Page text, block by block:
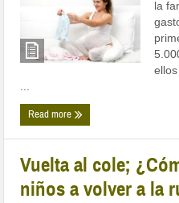
la
...
Read more
Vuelta al cole;
niños a volver a la